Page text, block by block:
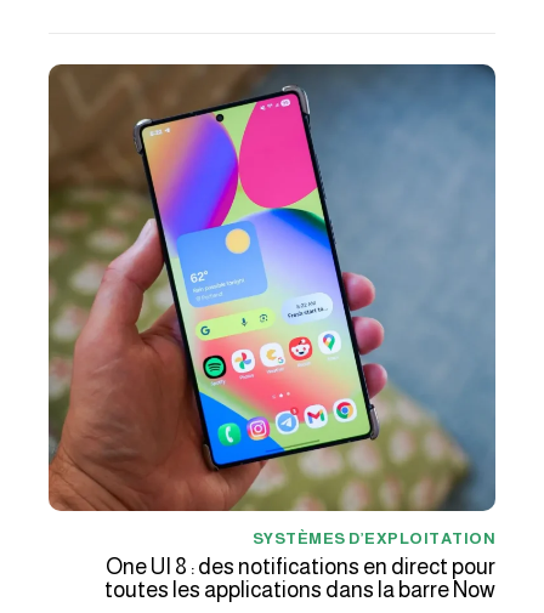
SYSTÈMES D’EXPLOITATION
One UI 8 : des notifications en direct pour
toutes les applications dans la barre Now